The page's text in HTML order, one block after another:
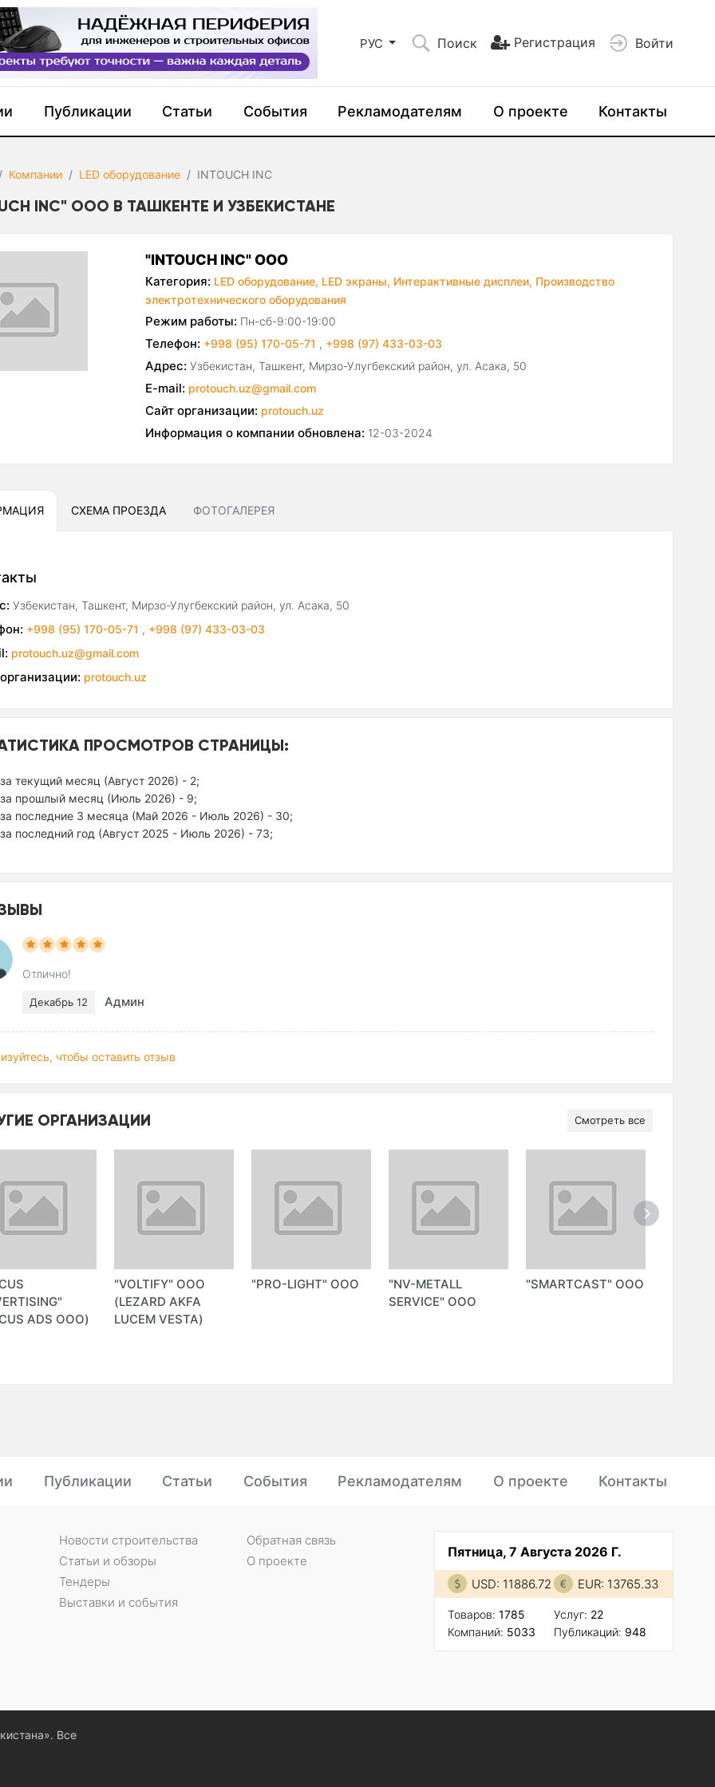
РУС Поиск Регистрация Войти
Публикации Статьи События Рекламодателям О проекте Контакты
Компании LED оборудование INTOUCH INC
INC" OOO В ТАШКЕНТЕ И УЗБЕКИСТАНЕ
"INTOUCH INC" OOO
Категория: LED оборудование, LED экраны, Интерактивные дисплеи, Производство
электротехнического оборудования
Режим работы: Пн-сб-9:00-19:00
Телефон: +998 (95) 170-05-71 , +998 (97) 433-03-03
Адрес: Узбекистан, Ташкент, Мирзо-Улугбекский район, ул. Асака, 50
E-mail: protouch.uz@gmail.com
Сайт организации: protouch.uz
Информация о компании обновлена: 12-03-2024
СХЕМА ПРОЕЗДА ФОТОГАЛЕРЕЯ
Узбекистан, Ташкент, Мирзо-Улугбекский район, ул. Асака, 50
+998 (95) 170-05-71 , +998 (97) 433-03-03
protouch.uz@gmail.com
protouch.uz
ПРОСМОТРОВ СТРАНИЦЫ:
за текущий месяц (Август 2026) - 2;
за прошлый месяц (Июль 2026) - 9;
за последние 3 месяца (Май 2026 - Июль 2026) - 30;
за последний год (Август 2025 - Июль 2026) - 73;
Отлично!
Декабрь 12 Админ
чтобы оставить отзыв
ОРГАНИЗАЦИИ Смотреть все
ADS ООО)
"VOLTIFY" ООО
(LEZARD AKFA
LUCEM VESTA)
"PRO-LIGHT" ООО
"NV-METALL
SERVICE" ООО
"SMARTCAST" ООО
Публикации Статьи События Рекламодателям О проекте Контакты
Пятница, 7 Августа 2026 Г.
USD: 11886.72 EUR: 13765.33
Товаров: 1785
Компаний: 5033
Услуг: 22
Публикаций: 948
Новости строительства
Статьи и обзоры
Тендеры
Выставки и события
Обратная связь
О проекте
Все